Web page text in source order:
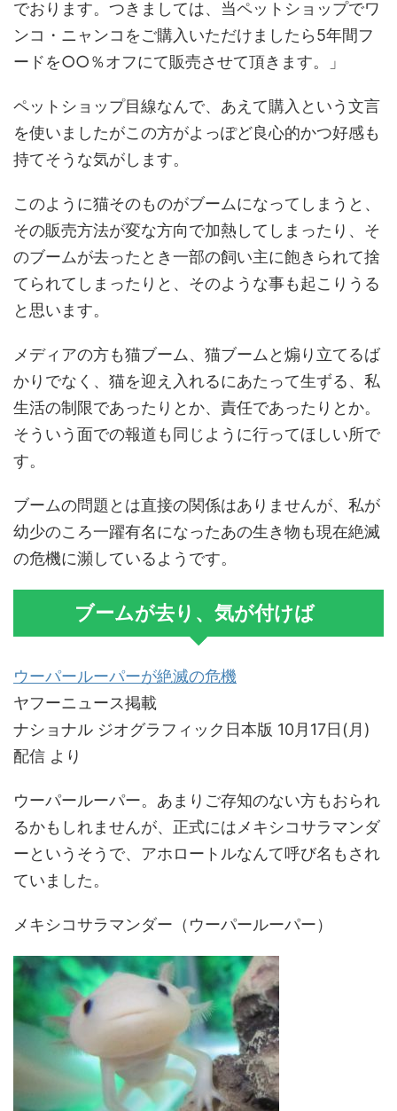
でおります。つきましては、当ペットショップでワ
ンコ・ニャンコをご購入いただけましたら5年間フ
ードを○○％オフにて販売させて頂きます。」
ペットショップ目線なんで、あえて購入という文言
を使いましたがこの方がよっぽど良心的かつ好感も
持てそうな気がします。
このように猫そのものがブームになってしまうと、
その販売方法が変な方向で加熱してしまったり、そ
のブームが去ったとき一部の飼い主に飽きられて捨
てられてしまったりと、そのような事も起こりうる
と思います。
メディアの方も猫ブーム、猫ブームと煽り立てるば
かりでなく、猫を迎え入れるにあたって生ずる、私
生活の制限であったりとか、責任であったりとか。
そういう面での報道も同じように行ってほしい所で
す。
ブームの問題とは直接の関係はありませんが、私が
幼少のころ一躍有名になったあの生き物も現在絶滅
の危機に瀕しているようです。
ブームが去り、気が付けば
ウーパールーパーが絶滅の危機
ヤフーニュース掲載
ナショナル ジオグラフィック日本版 10月17日(月)
配信 より
ウーパールーパー。あまりご存知のない方もおられ
るかもしれませんが、正式にはメキシコサラマンダ
ーというそうで、アホロートルなんて呼び名もされ
ていました。
メキシコサラマンダー（ウーパールーパー）